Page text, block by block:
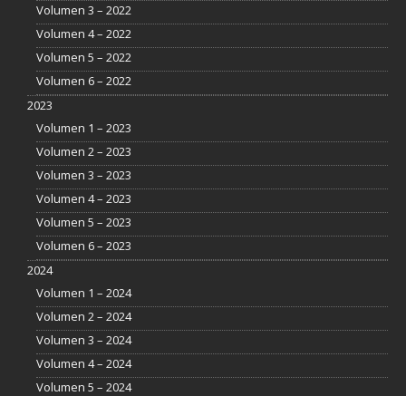
Volumen 3 – 2022
Volumen 4 – 2022
Volumen 5 – 2022
Volumen 6 – 2022
2023
Volumen 1 – 2023
Volumen 2 – 2023
Volumen 3 – 2023
Volumen 4 – 2023
Volumen 5 – 2023
Volumen 6 – 2023
2024
Volumen 1 – 2024
Volumen 2 – 2024
Volumen 3 – 2024
Volumen 4 – 2024
Volumen 5 – 2024